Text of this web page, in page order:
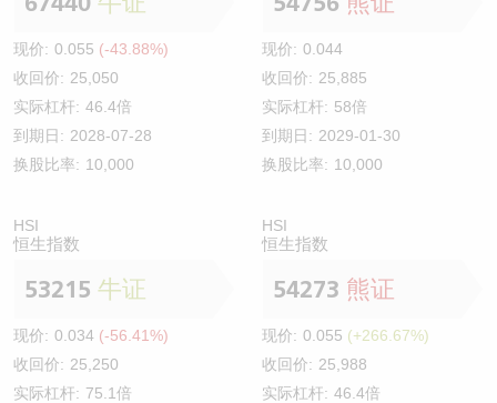
现价: 0.055 (-43.88%)
收回价: 25,050
实际杠杆: 46.4倍
到期日: 2028-07-28
换股比率: 10,000
现价: 0.044
收回价: 25,885
实际杠杆: 58倍
到期日: 2029-01-30
换股比率: 10,000
HSI
恒生指数
53215 牛证
现价: 0.034 (-56.41%)
收回价: 25,250
实际杠杆: 75.1倍
HSI
恒生指数
54273 熊证
现价: 0.055 (+266.67%)
收回价: 25,988
实际杠杆: 46.4倍